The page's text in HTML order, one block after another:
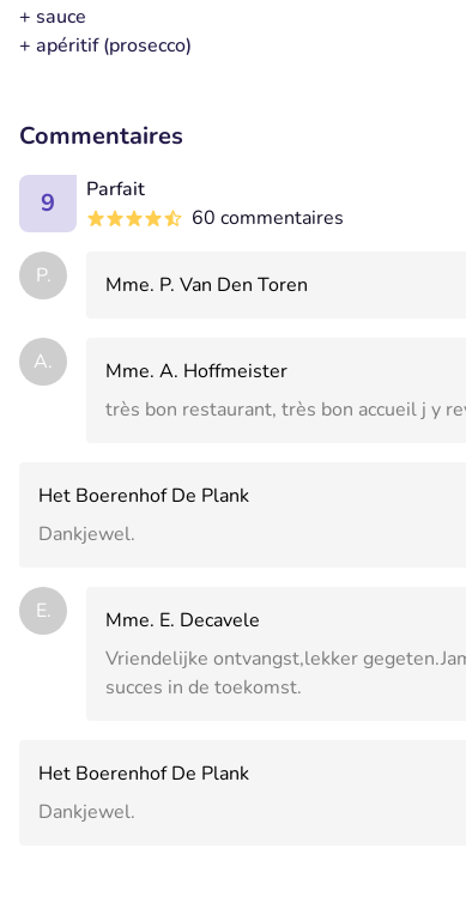
+ sauce
+ apéritif (prosecco)
Commentaires
9
Parfait
60 commentaires
P. Mme. P. Van Den Toren
A.
Mme. A. Hoffmeister
très bon restaurant, très bon accueil j y
Het Boerenhof De Plank
Dankjewel.
E.
Mme. E. Decavele
Vriendelijke ontvangst,lekker
succes in de toekomst.
Het Boerenhof De Plank
Dankjewel.